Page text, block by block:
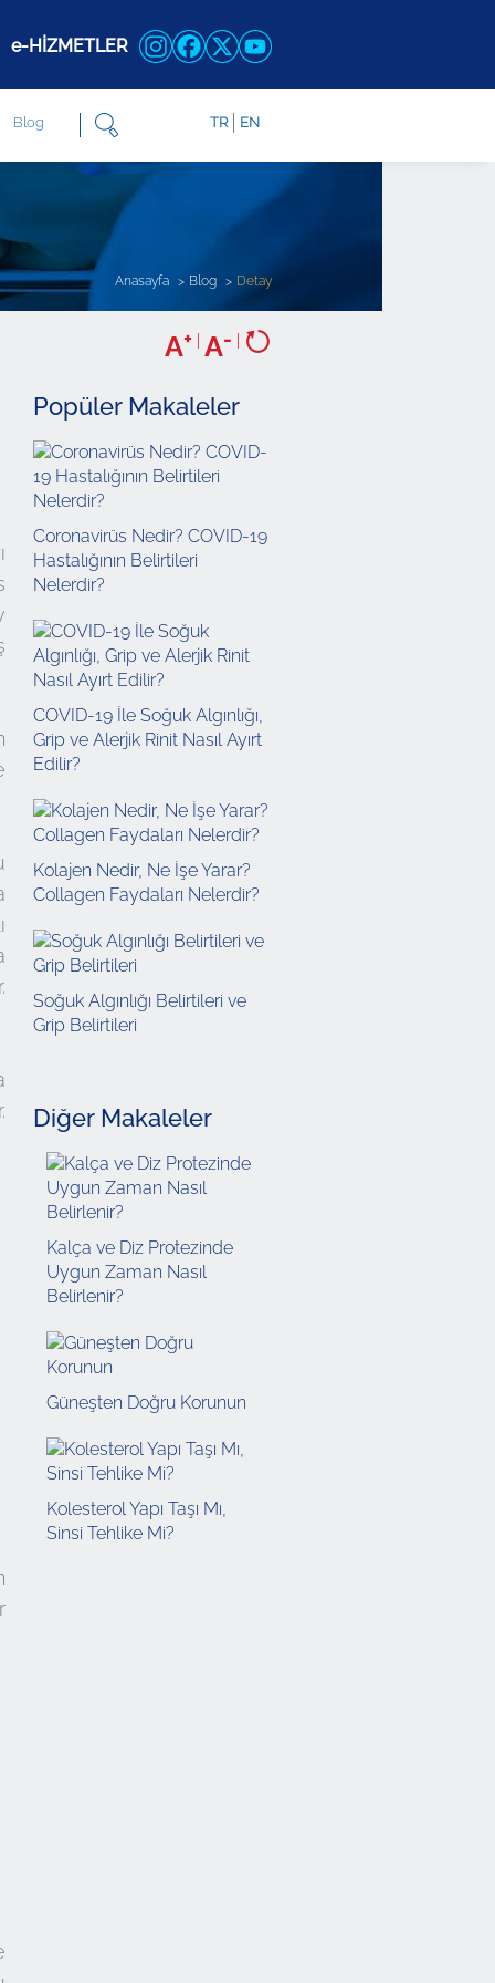
e-HİZMETLER
Blog TR EN
Anasayfa Blog Detay
A+ | A- |
Popüler Makaleler
Coronavirüs Nedir? COVID-19
Hastalığının Belirtileri
Nelerdir?
COVID-19 İle Soğuk Algınlığı,
Grip ve Alerjik Rinit Nasıl Ayırt
Edilir?
Kolajen Nedir, Ne İşe Yarar?
Collagen Faydaları Nelerdir?
Soğuk Algınlığı Belirtileri ve
Grip Belirtileri
Diğer Makaleler
Kalça ve Diz Protezinde
Uygun Zaman Nasıl
Belirlenir?
Güneşten Doğru Korunun
Kolesterol Yapı Taşı Mı,
Sinsi Tehlike Mi?